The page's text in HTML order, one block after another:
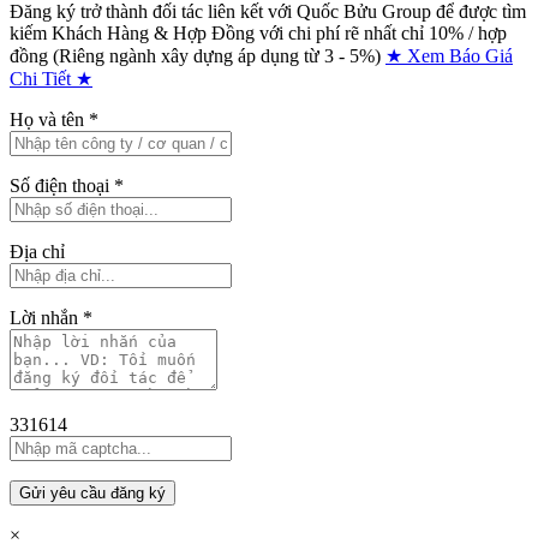
Đăng ký trở thành đối tác liên kết với Quốc Bửu Group để được tìm
kiếm Khách Hàng & Hợp Đồng với chi phí rẽ nhất chỉ 10% / hợp
đồng (Riêng ngành xây dựng áp dụng từ 3 - 5%) ★ Xem Báo Giá
Chi Tiết ★
Họ và tên *
Số điện thoại *
Địa chỉ
Lời nhắn *
331614
Gửi yêu cầu đăng ký
×